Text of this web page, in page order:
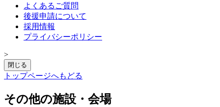
よくあるご質問
後援申請について
採用情報
プライバシーポリシー
>
閉じる
トップページへもどる
その他の施設・会場